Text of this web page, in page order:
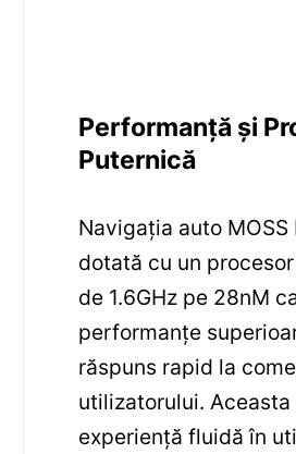
Performanță și
Puternică
Navigația auto MOSS
dotată cu un
de 1.6GHz pe 28nM
performanțe
răspuns rapid la
utilizatorului. Aceasta
experiență fluidă în